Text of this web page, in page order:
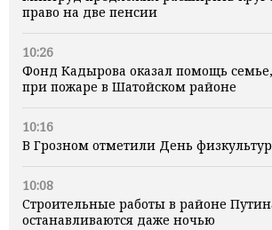
право на две пенсии
10:26
Фонд Кадырова оказал помощь
при пожаре в Шатойском районе
10:16
В Грозном отметили День
10:08
Строительные работы в районе
останавливаются даже ночью